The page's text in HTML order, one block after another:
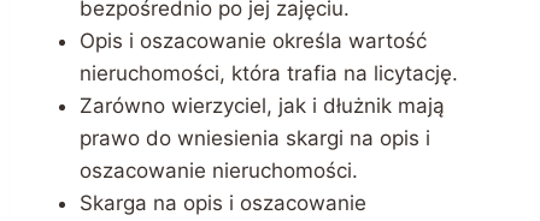
bezpośrednio po jej zajęciu.
Opis i oszacowanie określa wartość
nieruchomości, która trafia na licytację.
Zarówno wierzyciel, jak i dłużnik mają
prawo do wniesienia skargi na opis i
oszacowanie nieruchomości.
Skarga na opis i oszacowanie